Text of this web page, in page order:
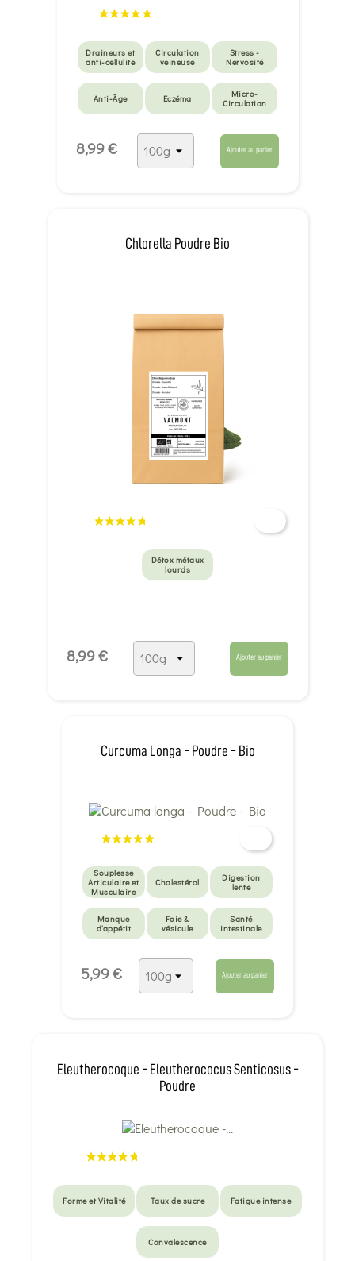
Draineurs et
anti-cellulite
Circulation
veineuse
Stress -
Nervosité
Anti-Âge Eczéma
Micro-
Circulation
cérébrale
8,99 € Ajouter au panier
Chlorella Poudre Bio
Détox métaux
lourds
8,99 € Ajouter au panier
Curcuma Longa - Poudre - Bio
Souplesse
Articulaire et
Musculaire
Cholestérol
Digestion
lente
Manque
d'appétit
Foie &
vésicule
Santé
intestinale
Santé
intestinale
5,99 € Ajouter au panier
Eleutherocoque - Eleutherococus Senticosus -
Poudre
Forme et Vitalité Taux de sucre Fatigue intense
Convalescence